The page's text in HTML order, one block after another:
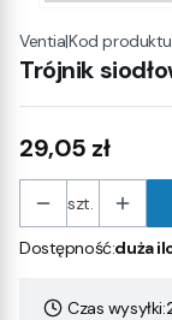
Ventia|Kod
Trójnik
Cena
29,05 zł
szt.
Dostępność:duża
Czas wysyłki: